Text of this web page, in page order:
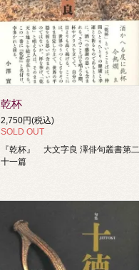
乾杯
2,750円(税込)
SOLD OUT
『乾杯』 大文字良 澤俳句叢書第二
十一篇